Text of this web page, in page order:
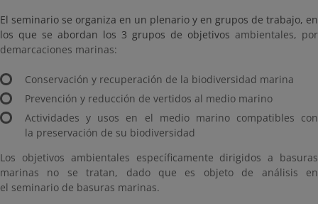
El seminario se organiza en un plenario y en grupos de trabajo, en
los que se abordan los 3 grupos de objetivos ambientales, por
demarcaciones marinas:
Conservación y recuperación de la biodiversidad marina
Prevención y reducción de vertidos al medio marino
Actividades y usos en el medio marino compatibles con
la preservación de su biodiversidad
Los objetivos ambientales específicamente dirigidos a basuras
marinas no se tratan, dado que es objeto de análisis en
el seminario de basuras marinas.